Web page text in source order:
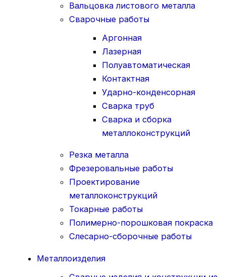
Вальцовка листового металла
Сварочные работы
Аргонная
Лазерная
Полуавтоматическая
Контактная
Ударно-конденсорная
Сварка труб
Сварка и сборка
металлоконструкций
Резка металла
Фрезеровальные работы
Проектирование
металлоконструкций
Токарные работы
Полимерно-порошковая покраска
Слесарно-сборочные работы
Металлоизделия